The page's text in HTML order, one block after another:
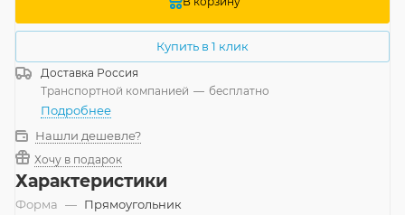
Купить в 1 клик
Доставка Россия
Транспортной компанией — бесплатно
Подробнее
Нашли дешевле?
Хочу в подарок
Характеристики
Форма — Прямоугольник